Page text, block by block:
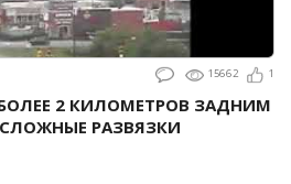
15662 1
2 КИЛОМЕТРОВ ЗАДНИМ
РАЗВЯЗКИ